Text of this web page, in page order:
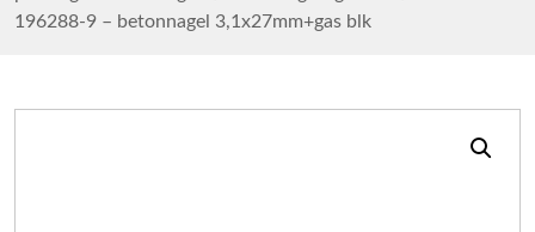
196288-9 – betonnagel 3,1x27mm+gas blk